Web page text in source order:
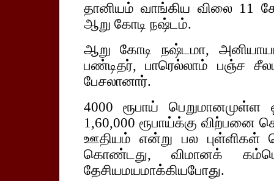
தானியம் வாங்கிய விலை 11
ஆறு கோடி நஷ்டம்.
ஆறு கோடி நஷ்டமா,
பண்டிதர், பாரெல்லாம் பஞ்ச
பேசலானார்.
4000 ரூபாய்
1,60,000 ரூபாய்க்கு விற்பனை
ஊதியம் என்று பல புள்ளிகள்
கொண்டது, விமானக்
தேசியமயமாக்கியபோது.